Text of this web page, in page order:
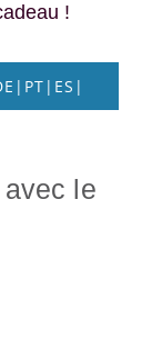
avec le
!